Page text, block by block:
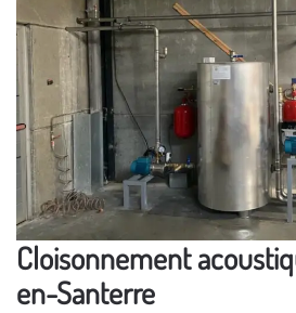
Cloisonnement
en-Santerre